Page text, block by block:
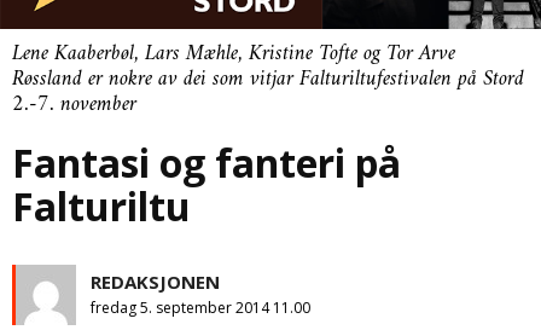
Lene Kaaberbøl, Lars Mæhle, Kristine Tofte og Tor Arve
Røssland er nokre av dei som vitjar Falturiltufestivalen på Stord
2.-7. november
Fantasi og fanteri på
Falturiltu
REDAKSJONEN
fredag 5. september 2014 11.00